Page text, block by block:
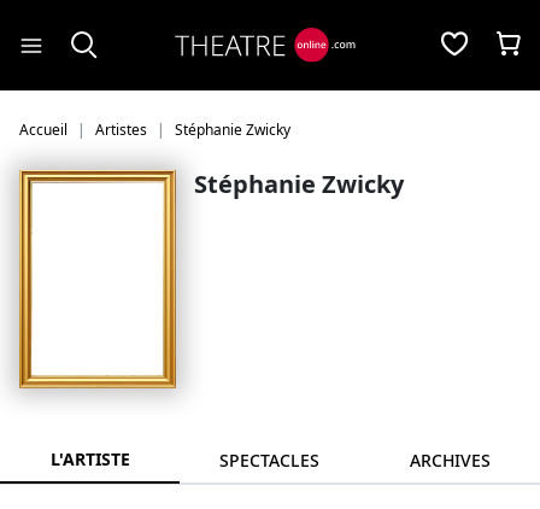
Accueil Artistes Stéphanie Zwicky
Stéphanie Zwicky
L'ARTISTE SPECTACLES ARCHIVES